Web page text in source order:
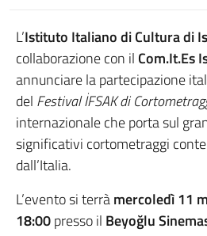
L’Istituto Italiano di Cultura di
collaborazione con il Com.It.Es
annunciare la partecipazione
del Festival İFSAK di
internazionale che porta sul
significativi cortometraggi
dall’Italia.
L’evento si terràmercoledì 11
18:00presso il Beyoğlu